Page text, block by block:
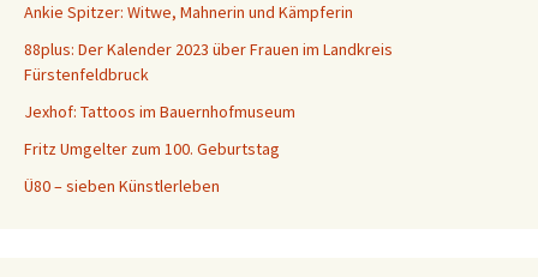
c
h
:
Ankie Spitzer: Witwe, Mahnerin und Kämpferin
88plus: Der Kalender 2023 über Frauen im Landkreis
Fürstenfeldbruck
Jexhof: Tattoos im Bauernhofmuseum
Fritz Umgelter zum 100. Geburtstag
Ü80 – sieben Künstlerleben